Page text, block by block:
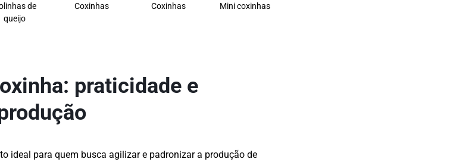
de
queijo
Coxinhas Coxinhas Mini coxinhas
praticidade e
ideal para quem busca agilizar e padronizar a produção de